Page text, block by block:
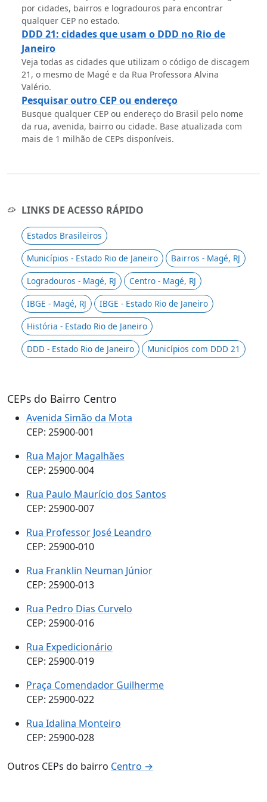
por cidades, bairros e logradouros para encontrar
qualquer CEP no estado.
DDD 21: cidades que usam o DDD no Rio de
Janeiro
Veja todas as cidades que utilizam o código de discagem
21, o mesmo de Magé e da Rua Professora Alvina
Valério.
Pesquisar outro CEP ou endereço
Busque qualquer CEP ou endereço do Brasil pelo nome
da rua, avenida, bairro ou cidade. Base atualizada com
mais de 1 milhão de CEPs disponíveis.
LINKS DE ACESSO RÁPIDO
Estados Brasileiros
Municípios - Estado Rio de Janeiro
Bairros - Magé, RJ
Logradouros - Magé, RJ
Centro - Magé, RJ
IBGE - Magé, RJ
IBGE - Estado Rio de Janeiro
História - Estado Rio de Janeiro
DDD - Estado Rio de Janeiro
Municípios com DDD 21
CEPs do Bairro Centro
Avenida Simão da Mota
CEP: 25900-001
Rua Major Magalhães
CEP: 25900-004
Rua Paulo Maurício dos Santos
CEP: 25900-007
Rua Professor José Leandro
CEP: 25900-010
Rua Franklin Neuman Júnior
CEP: 25900-013
Rua Pedro Dias Curvelo
CEP: 25900-016
Rua Expedicionário
CEP: 25900-019
Praça Comendador Guilherme
CEP: 25900-022
Rua Idalina Monteiro
CEP: 25900-028
Outros CEPs do bairro Centro →